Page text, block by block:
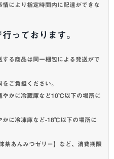
により指定時間内に配達ができな
っております。
る商品は同一梱包による発送がで
ご負担ください。
やかに冷蔵庫など10℃以下の場所に
かに冷凍庫など-18℃以下の場所に
茶あんみつゼリー】など、消費期限